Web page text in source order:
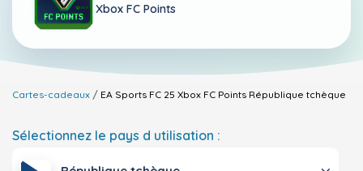
Xbox FC Points
Cartes-cadeaux EA Sports FC 25 Xbox FC Points République tchèque
Sélectionnez le pays d utilisation :